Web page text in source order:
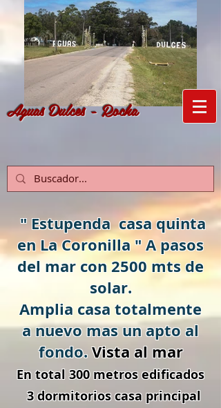
Aguas Dulces - Rocha
" Estupenda casa quinta
en La Coronilla " A pasos
del mar con 2500 mts de
solar.
Amplia casa totalmente
a nuevo mas un apto al
fondo.Vista al mar
En total 300 metros edificados
3 dormitorios casa principal